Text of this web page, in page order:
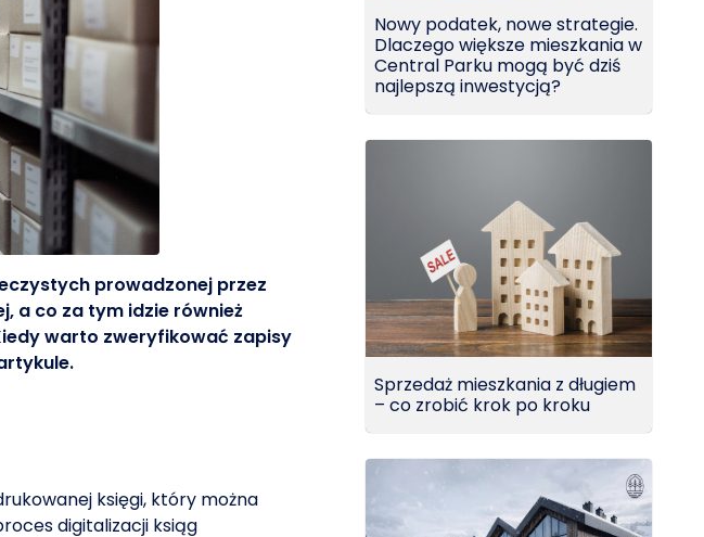
prowadzonej przez
a co za tym idzie również
warto zweryfikować zapisy
księgi, który można
digitalizacji ksiąg
Nowy podatek, nowe strategie.
Dlaczego większe mieszkania w
Central Parku mogą być dziś
najlepszą inwestycją?
Sprzedaż mieszkania z długiem
– co zrobić krok po kroku